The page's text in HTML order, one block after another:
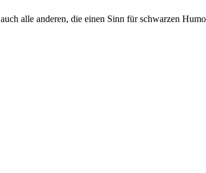
alle anderen, die einen Sinn für schwarzen